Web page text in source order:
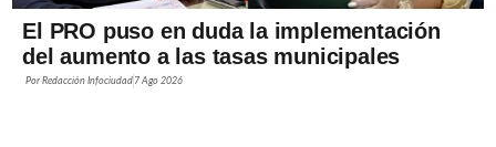
El PRO puso en duda la implementación
del aumento a las tasas municipales
PorRedacción Infociudad 7 Ago 2026